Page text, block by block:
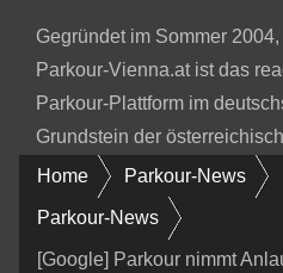
Gegründet im Sommer
Parkour-Vienna.at ist das
Parkour-Plattform im
Grundstein der
Home Parkour-News
Parkour-News
[Google] Parkour nimmt